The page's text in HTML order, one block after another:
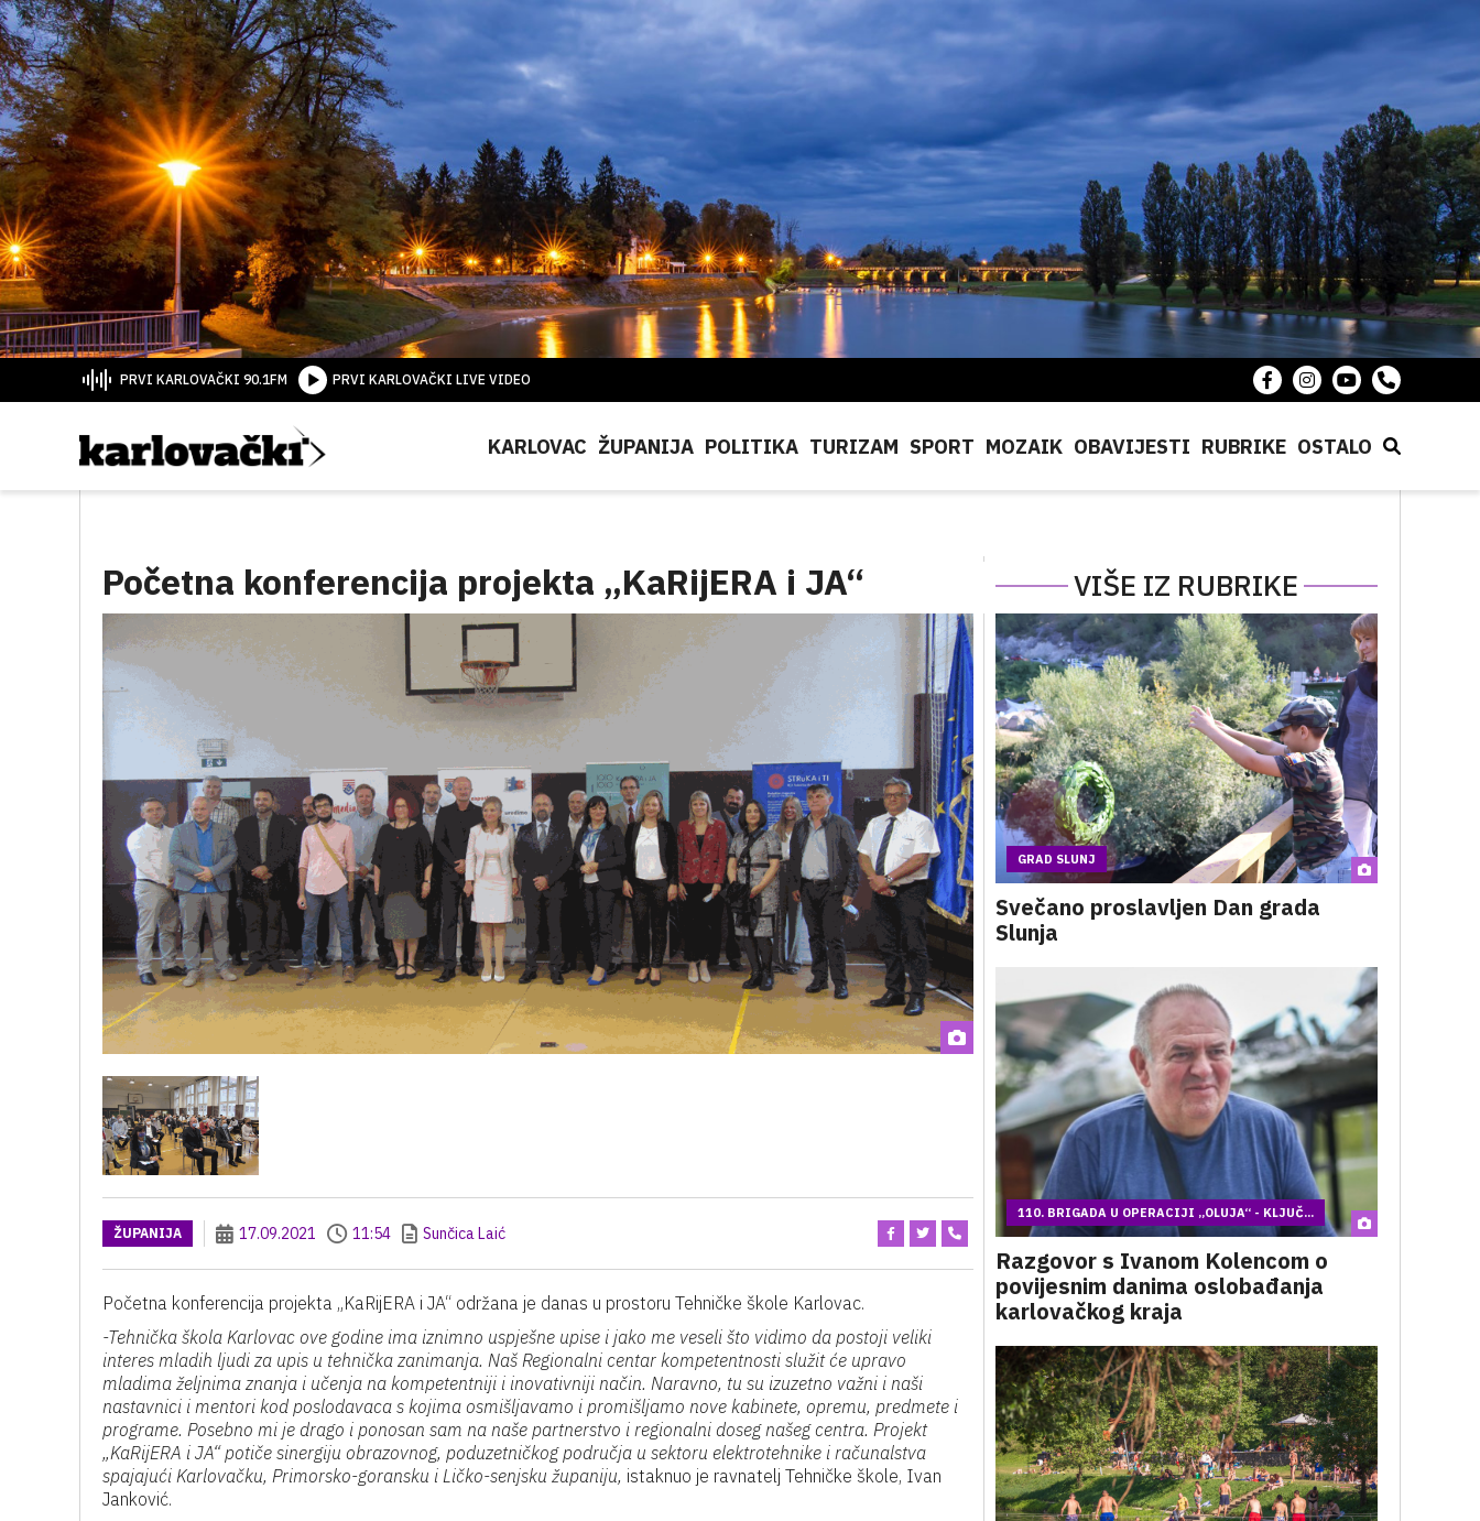
PRVI KARLOVAČKI 90.1FM PRVI KARLOVAČKI LIVE VIDEO
KARLOVAC ŽUPANIJA POLITIKA TURIZAM SPORT MOZAIK OBAVIJESTI RUBRIKE OSTALO
Početna konferencija projekta „KaRijERA i JA“ VIŠE IZ RUBRIKE
ŽUPANIJA 17.09.2021 11:54 Sunčica Laić
Početna konferencija projekta „KaRijERA i JA“ održana je danas u prostoru Tehničke škole Karlovac.
-Tehnička škola Karlovac ove godine ima iznimno uspješne upise i jako me veseli što vidimo da postoji veliki
interes mladih ljudi za upis u tehnička zanimanja. Naš Regionalni centar kompetentnosti služit će upravo
mladima željnima znanja i učenja na kompetentniji i inovativniji način. Naravno, tu su izuzetno važni i naši
nastavnici i mentori kod poslodavaca s kojima osmišljavamo i promišljamo nove kabinete, opremu, predmete i
programe. Posebno mi je drago i ponosan sam na naše partnerstvo i regionalni doseg našeg centra. Projekt
„KaRijERA i JA“ potiče sinergiju obrazovnog, poduzetničkog područja u sektoru elektrotehnike i računalstva
spajajući Karlovačku, Primorsko-goransku i Ličko-senjsku županiju, istaknuo je ravnatelj Tehničke škole, Ivan
Janković.
GRAD SLUNJ
Svečano proslavljen Dan grada
Slunja
110. BRIGADA U OPERACIJI „OLUJA“ - KLJUČ...
Razgovor s Ivanom Kolencom o
povijesnim danima oslobađanja
karlovačkog kraja